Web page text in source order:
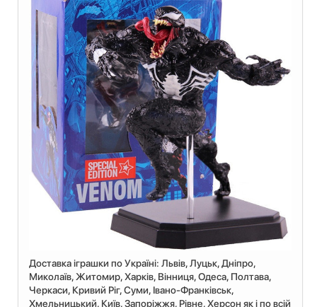
Доставка іграшки по Україні: Львiв, Луцьк, Дніпро,
Миколаїв, Житомир, Харків, Вінниця, Одеса, Полтава,
Черкаси, Кривий Ріг, Суми, Івано-Франківськ,
Хмельницький, Київ, Запоріжжя, Рівне, Херсон як і по всій